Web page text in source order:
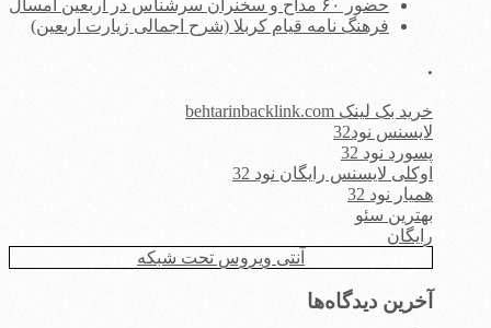
حضور ۶۰ مداح و سخنران سرشناس در اربعین امسال
فرهنگ نامه قیام کربلا (شرح اجمالی زیارت اربعین)
.
خرید بک لینک behtarinbacklink.com
لایسنس نود32
پسورد نود 32
اوکلی لایسنس رایگان نود 32
همیار نود 32
بهترین سئو
رایگان
آنتی ویروس تحت شبکه
آخرین دیدگاه‌ها